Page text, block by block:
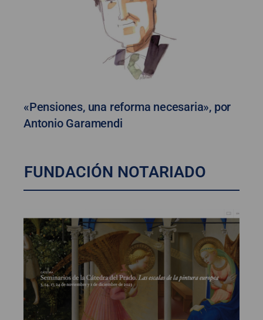
«Pensiones, una reforma necesaria», por
Antonio Garamendi
FUNDACIÓN NOTARIADO